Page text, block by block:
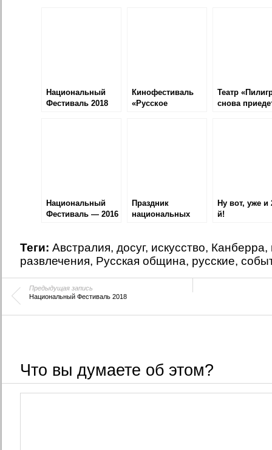
Национальный
Фестиваль 2018
Кинофестиваль
«Русское
Театр
снова
Национальный
Фестиваль — 2016
Праздник
национальных
Ну вот, уже и
й!
Теги: Австралия, досуг, искусство, Канберра,
развлечения, Русская община, русские,
Предыдущая запись
Национальный Фестиваль 2018
Что вы думаете об этом?